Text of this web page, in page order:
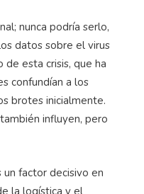
nunca podría serlo,
datos sobre el virus
de esta crisis, que ha
confundían a los
brotes inicialmente.
influyen, pero
factor decisivo en